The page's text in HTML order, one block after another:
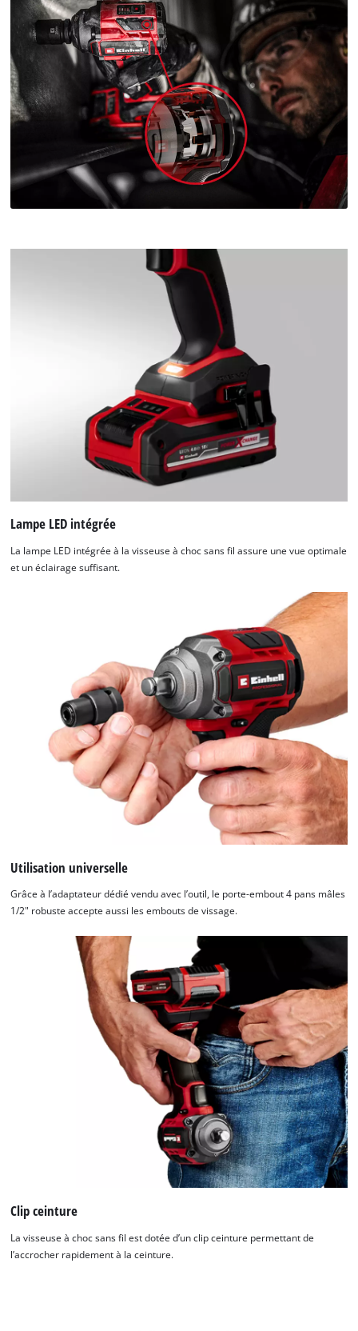
Lampe LED intégrée
La lampe LED intégrée à la visseuse à choc sans fil assure une vue optimale
et un éclairage suffisant.
Utilisation universelle
Grâce à l’adaptateur dédié vendu avec l’outil, le porte-embout 4 pans mâles
1/2" robuste accepte aussi les embouts de vissage.
Clip ceinture
La visseuse à choc sans fil est dotée d’un clip ceinture permettant de
l’accrocher rapidement à la ceinture.